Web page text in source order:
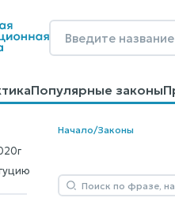
Популярные законы
материалыОбразцы
Начало/Законы